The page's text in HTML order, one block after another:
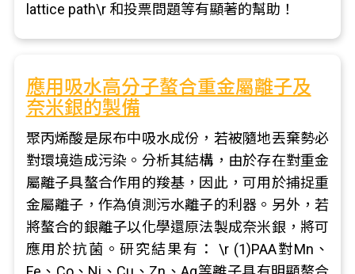
lattice path\r 和投票問題等有顯著的幫助！
應用吸水高分子螯合重金屬離子及
奈米銀的製備
聚丙烯酸是尿布中吸水成份，若被隨地丟棄勢必
對環境造成污染。分析其結構，由於存在對重金
屬離子具螯合作用的羧基，因此，可用於捕捉重
金屬離子，作為偵測污水離子的利器。另外，若
將螯合的銀離子以化學還原法製成奈米銀，將可
應用於抗菌。研究結果有： \r (1)PAA對Mn、